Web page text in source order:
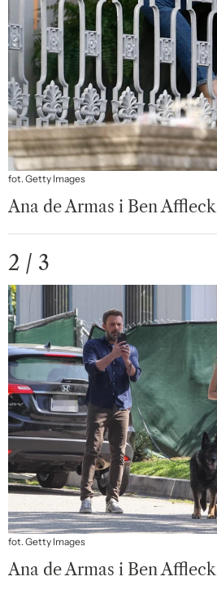
fot. Getty Images
Ana de Armas i Ben Affleck
2 / 3
fot. Getty Images
Ana de Armas i Ben Affleck